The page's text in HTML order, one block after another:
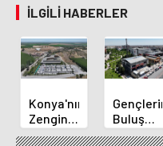
İLGILI HABERLER
Konya'nın
Zengin
Mutfağı
Gençlerin
Buluşma
Noktası